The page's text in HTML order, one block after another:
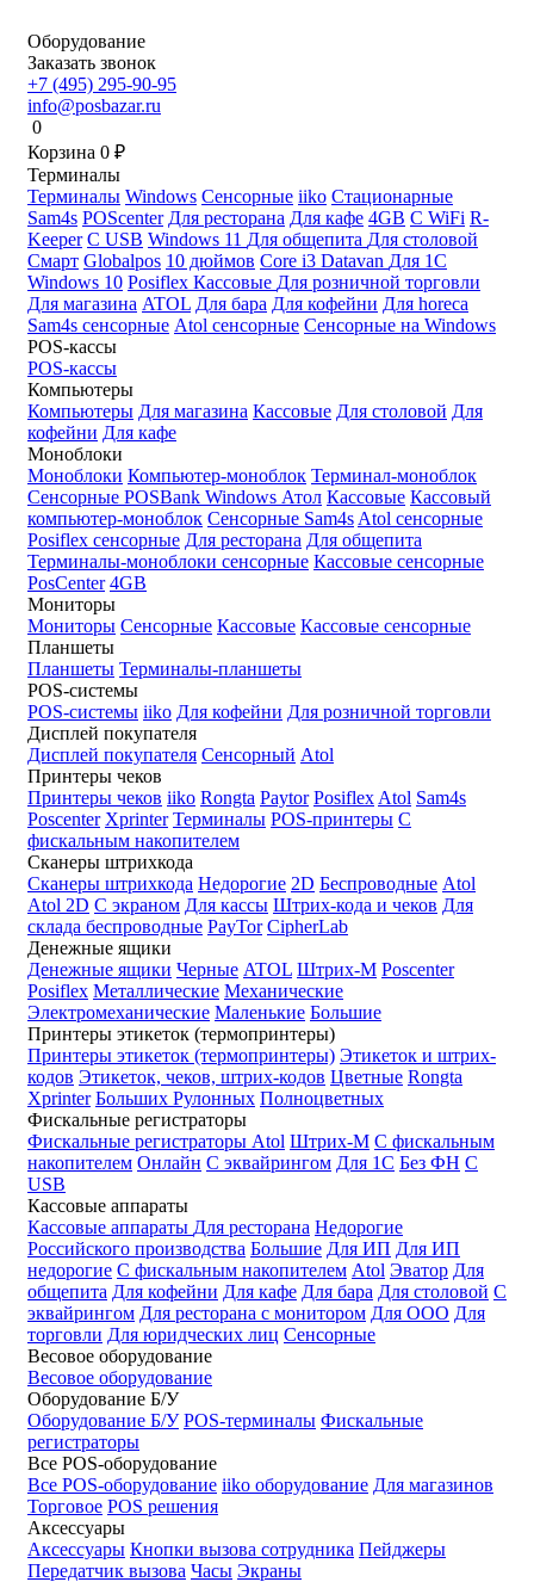
Оборудование
Заказать звонок
+7 (495) 295-90-95
info@posbazar.ru
0
Корзина 0 ₽
Терминалы
Терминалы Windows Сенсорные iiko Стационарные
Sam4s POScenter Для ресторана Для кафе 4GB С WiFi R-
Keeper С USB Windows 11 Для общепита Для столовой
Смарт Globalpos 10 дюймов Core i3 Datavan Для 1С
Windows 10 Posiflex Кассовые Для розничной торговли
Для магазина ATOL Для бара Для кофейни Для horeca
Sam4s сенсорные Atol сенсорные Сенсорные на Windows
POS-кассы
POS-кассы
Компьютеры
Компьютеры Для магазина Кассовые Для столовой Для
кофейни Для кафе
Моноблоки
Моноблоки Компьютер-моноблок Терминал-моноблок
Сенсорные POSBank Windows Атол Кассовые Кассовый
компьютер-моноблок Сенсорные Sam4s Atol сенсорные
Posiflex сенсорные Для ресторана Для общепита
Терминалы-моноблоки сенсорные Кассовые сенсорные
PosCenter 4GB
Мониторы
Мониторы Сенсорные Кассовые Кассовые сенсорные
Планшеты
Планшеты Терминалы-планшеты
POS-системы
POS-системы iiko Для кофейни Для розничной торговли
Дисплей покупателя
Дисплей покупателя Сенсорный Atol
Принтеры чеков
Принтеры чеков iiko Rongta Paytor Posiflex Atol Sam4s
Poscenter Xprinter Терминалы POS-принтеры С
фискальным накопителем
Сканеры штрихкода
Сканеры штрихкода Недорогие 2D Беспроводные Atol
Atol 2D С экраном Для кассы Штрих-кода и чеков Для
склада беспроводные PayTor CipherLab
Денежные ящики
Денежные ящики Черные ATOL Штрих-М Poscenter
Posiflex Металлические Механические
Электромеханические Маленькие Большие
Принтеры этикеток (термопринтеры)
Принтеры этикеток (термопринтеры) Этикеток и штрих-
кодов Этикеток, чеков, штрих-кодов Цветные Rongta
Xprinter Больших Рулонных Полноцветных
Фискальные регистраторы
Фискальные регистраторы Atol Штрих-М С фискальным
накопителем Онлайн С эквайрингом Для 1С Без ФН С
USB
Кассовые аппараты
Кассовые аппараты Для ресторана Недорогие
Российского производства Большие Для ИП Для ИП
недорогие С фискальным накопителем Atol Эватор Для
общепита Для кофейни Для кафе Для бара Для столовой С
эквайрингом Для ресторана с монитором Для ООО Для
торговли Для юридческих лиц Сенсорные
Весовое оборудование
Весовое оборудование
Оборудование Б/У
Оборудование Б/У POS-терминалы Фискальные
регистраторы
Все POS-оборудование
Все POS-оборудование iiko оборудование Для магазинов
Торговое POS решения
Аксессуары
Аксессуары Кнопки вызова сотрудника Пейджеры
Передатчик вызова Часы Экраны